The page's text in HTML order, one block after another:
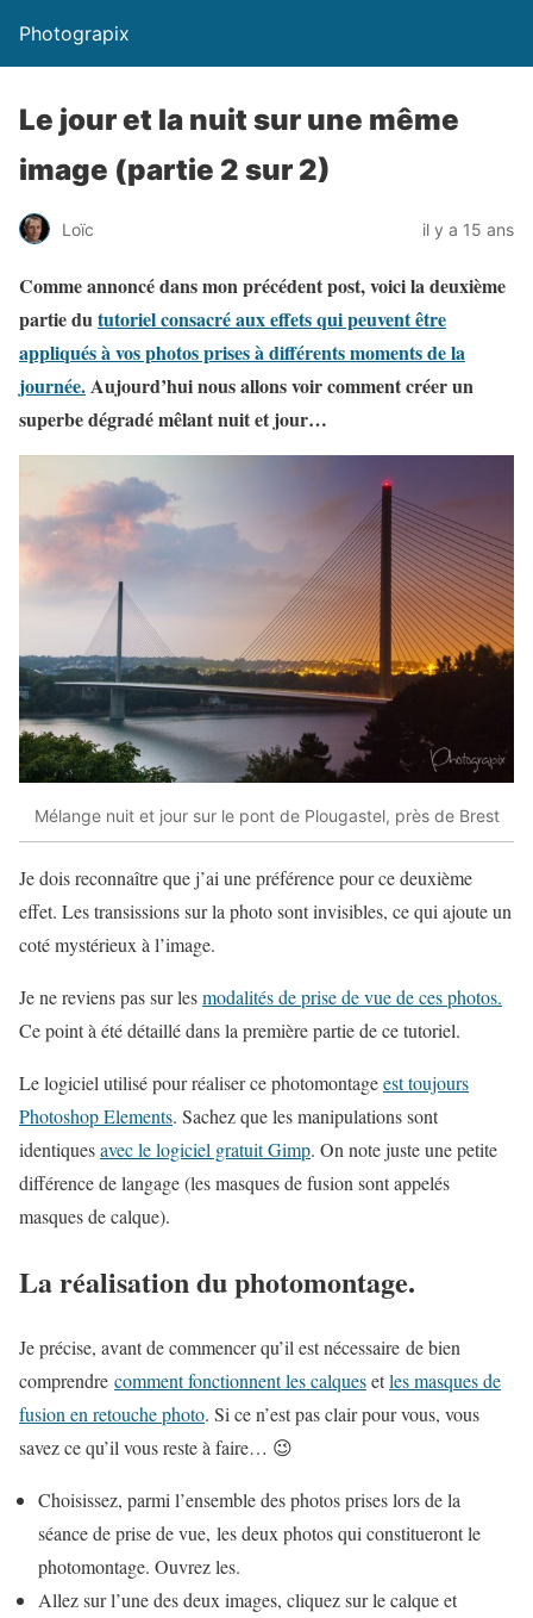
Photograpix
Le jour et la nuit sur une même
image (partie 2 sur 2)
Loïc il y a 15 ans
Comme annoncé dans mon précédent post, voici la deuxième
partie dututoriel consacré aux effets qui peuvent être
appliqués à vos photos prises à différents moments de la
journée.Aujourd’hui nous allons voir comment créer un
superbe dégradé mêlant nuit et jour…
Mélange nuit et jour sur le pont de Plougastel, près de Brest
Je dois reconnaître que j’ai une préférence pour ce deuxième
effet. Les transissions sur la photo sont invisibles, ce qui ajoute un
coté mystérieux à l’image.
Je ne reviens pas sur lesmodalités de prise de vue de ces photos.
Ce point à été détaillé dans la première partie de ce tutoriel.
Le logiciel utilisé pour réaliser ce photomontageest toujours
Photoshop Elements. Sachez que les manipulations sont
identiquesavec le logiciel gratuit Gimp. On note juste une petite
différence de langage (les masques de fusion sont appelés
masques de calque).
La réalisation du photomontage.
Je précise, avant de commencer qu’il est nécessaire de bien
comprendre comment fonctionnent les calquesetles masques de
fusion en retouche photo. Si ce n’est pas clair pour vous, vous
savez ce qu’il vous reste à faire… 😉
Choisissez, parmi l’ensemble des photos prises lors de la
séance de prise de vue, les deux photos qui constitueront le
photomontage. Ouvrez les.
Allez sur l’une des deux images, cliquez sur le calque et